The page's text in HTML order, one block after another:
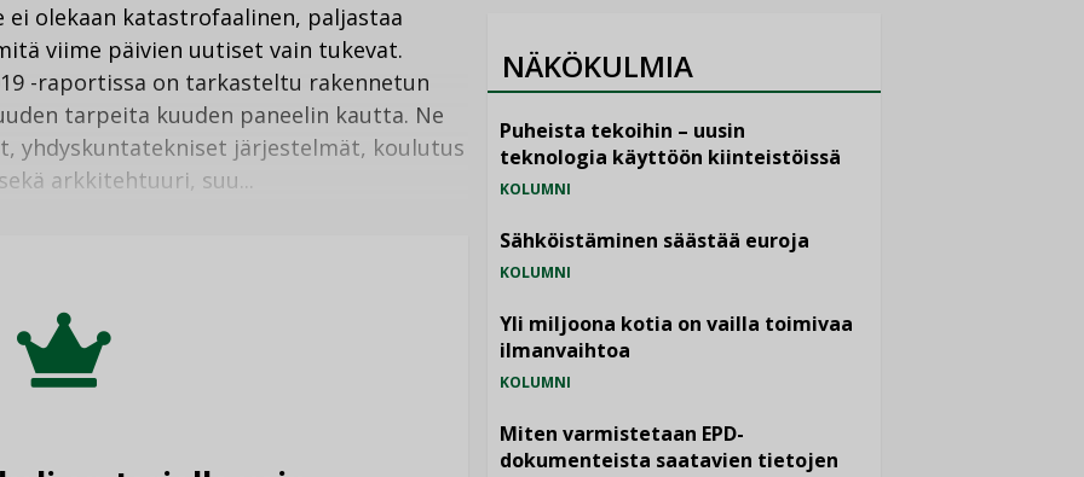
ei olekaan katastrofaalinen, paljastaa
viime päivien uutiset vain tukevat.
-raportissa on tarkasteltu rakennetun
tarpeita kuuden paneelin kautta. Ne
yhdyskuntatekniset järjestelmät, koulutus
arkkitehtuuri, suu...
NÄKÖKULMIA
Puheista tekoihin – uusin
teknologia käyttöön kiinteistöissä
KOLUMNI
Sähköistäminen säästää euroja
KOLUMNI
Yli miljoona kotia on vailla toimivaa
ilmanvaihtoa
KOLUMNI
Miten varmistetaan EPD-
dokumenteista saatavien tietojen